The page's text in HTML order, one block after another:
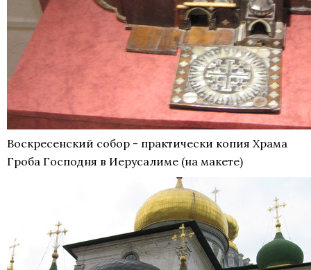
Воскресенский собор - практически копия Храма
Гроба Господня в Иерусалиме (на макете)